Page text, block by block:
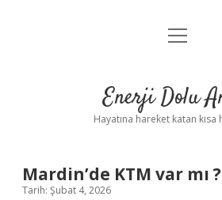
Anasayfa
Yasal Uyarı
menüyü
Enerji Dolu
Hayatına hareket katan kısa
Mardin’de KTM var mı ?
Tarih: Şubat 4, 2026